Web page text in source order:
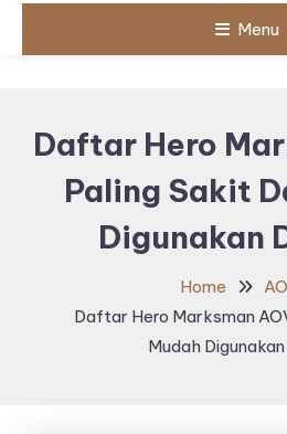
Menu
Daftar Hero
Paling Sakit
Digunakan
Home
Daftar Hero Marksman
Mudah